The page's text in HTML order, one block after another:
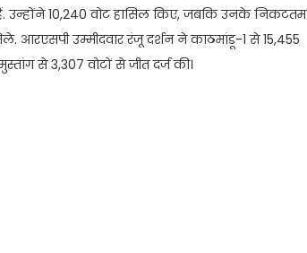
10,240 वोट हासिल किए, जबकि उनके निकटतम
आरएसपी उम्मीदवार रंजू दर्शन ने काठमांडू-1 से 15,455
से 3,307 वोटों से जीत दर्ज की।